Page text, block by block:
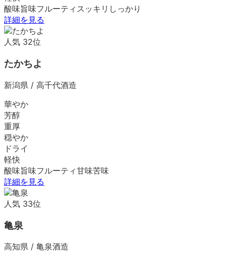
酸味旨味フルーティ スッキリ しっかり
詳細を見る
人気 32位
たかちよ
新潟県 / 高千代酒造
華やか
芳醇
重厚
穏やか
ドライ
軽快
酸味旨味フルーティ甘味苦味
詳細を見る
人気 33位
亀泉
高知県 / 亀泉酒造